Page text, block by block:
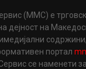
(ММС) е
дејност на
портал
се наменети